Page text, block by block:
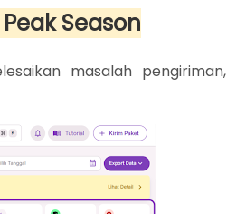
Season
masalah pengiriman,